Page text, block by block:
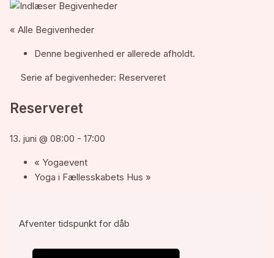
« Alle Begivenheder
Denne begivenhed er allerede afholdt.
Serie af begivenheder: Reserveret
Reserveret
13. juni @ 08:00 -17:00
« Yogaevent
Yoga i Fællesskabets Hus »
Afventer tidspunkt for dåb